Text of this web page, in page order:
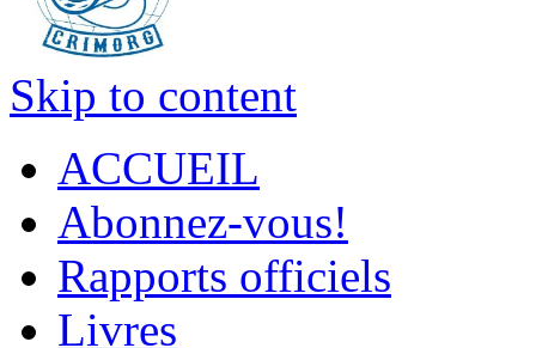
Skip to content
ACCUEIL
Abonnez-vous!
Rapports officiels
Livres